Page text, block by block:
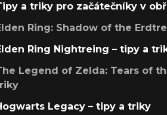
a triky pro začátečníky v
Ring: Shadow of the
Ring Nightreing – tipy a
Legend of Zelda: Tears of
Legacy – tipy a triky